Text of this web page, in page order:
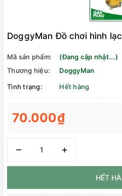
DoggyMan Đồ chơi hình
Mã sản phẩm:
(Đang cập nhật...)
Thương hiệu:
DoggyMan
Tình trạng:
Hết hàng
70.000₫
– +
HẾT